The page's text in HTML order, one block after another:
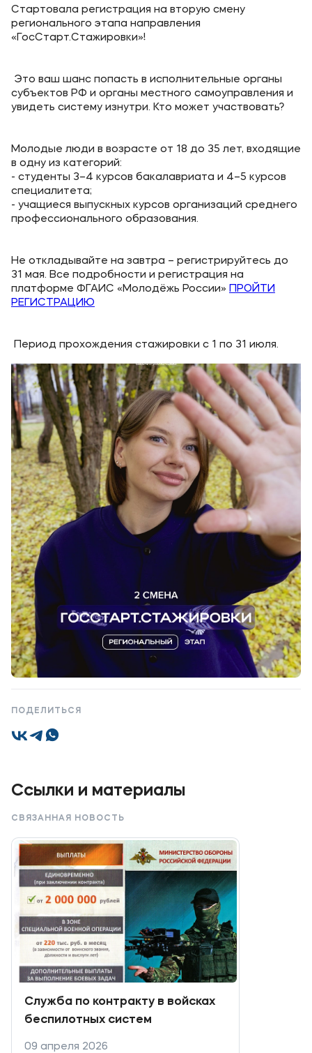
Выпускникам
Карьера
Уровни образования
Высшее образование
Дополнительное образование
Медиа
Новости ВУЗа
Контакты
Карьера
Приемная комиссия
+7 (4852) 74-48-91
+7 (4852) 25-25-51
+7-968-593-08-28 - сотовый
Полезное
Об образовательной организации
Банковские реквизиты
Мы в соцсетях
Подобрать программу
Стартовала регистрация на вторую смену
регионального этапа направления
«ГосСтарт.Стажировки»!
Это ваш шанс попасть в исполнительные органы
субъектов РФ и органы местного самоуправления и
увидеть систему изнутри. Кто может участвовать?
Молодые люди в возрасте от 18 до 35 лет, входящие
в одну из категорий:
- студенты 3–4 курсов бакалавриата и 4–5 курсов
специалитета;
- учащиеся выпускных курсов организаций среднего
профессионального образования.
Не откладывайте на завтра – регистрируйтесь до
31 мая. Все подробности и регистрация на
платформе ФГАИС «Молодёжь России» ПРОЙТИ
РЕГИСТРАЦИЮ
Период прохождения стажировки с 1 по 31 июля.
1 / 3
ПОДЕЛИТЬСЯ
Ссылки и материалы
СВЯЗАННАЯ НОВОСТЬ
Служба по контракту в войсках
беспилотных систем
09 апреля 2026